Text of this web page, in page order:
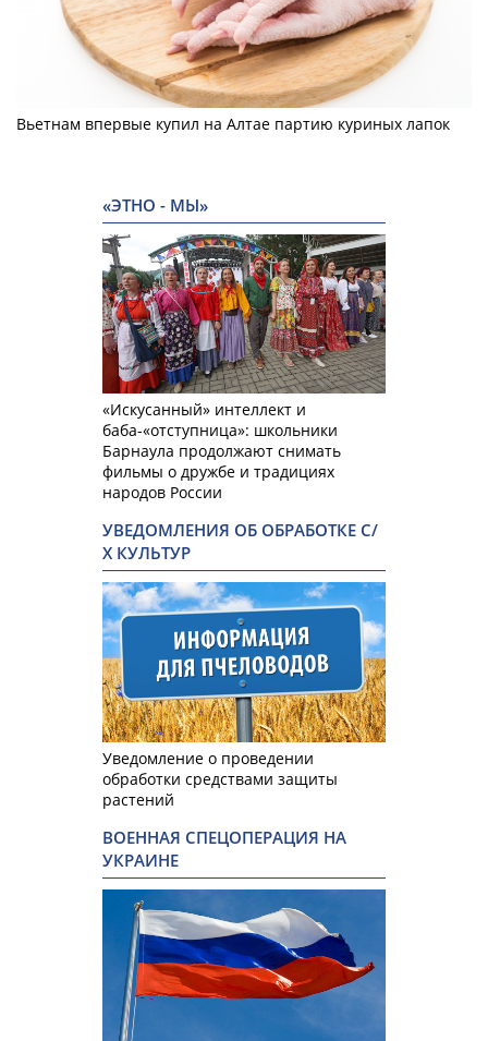
Вьетнам впервые купил на Алтае партию куриных лапок
«ЭТНО - МЫ»
«Искусанный» интеллект и
баба-«отступница»: школьники
Барнаула продолжают снимать
фильмы о дружбе и традициях
народов России
УВЕДОМЛЕНИЯ ОБ ОБРАБОТКЕ С/
Х КУЛЬТУР
Уведомление о проведении
обработки средствами защиты
растений
ВОЕННАЯ СПЕЦОПЕРАЦИЯ НА
УКРАИНЕ